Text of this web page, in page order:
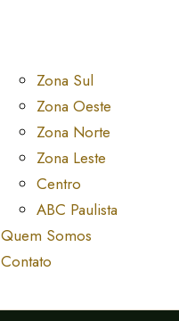
Zona Sul
Zona Oeste
Zona Norte
Zona Leste
Centro
ABC Paulista
Quem Somos
Contato